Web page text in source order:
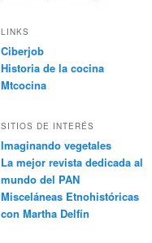
LINKS
Ciberjob
Historia de la cocina
Mtcocina
SITIOS DE INTERÉS
Imaginando vegetales
La mejor revista dedicada al
mundo del PAN
Misceláneas Etnohistóricas
con Martha Delfín